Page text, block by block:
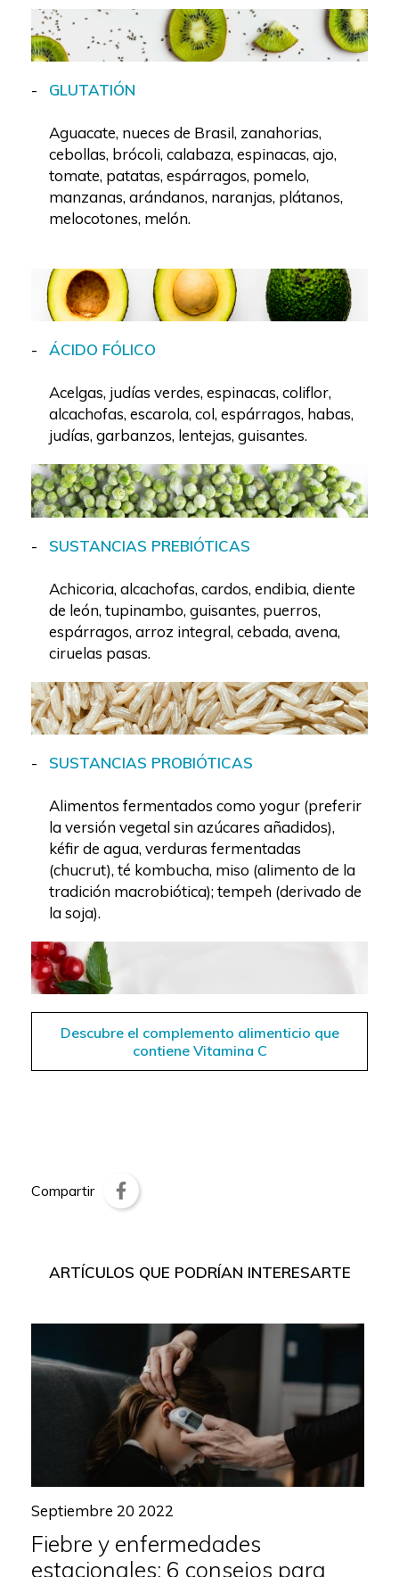
GLUTATIÓN
Aguacate, nueces de Brasil, zanahorias,
cebollas, brócoli, calabaza, espinacas, ajo,
tomate, patatas, espárragos, pomelo,
manzanas, arándanos, naranjas, plátanos,
melocotones, melón.
ÁCIDO FÓLICO
Acelgas, judías verdes, espinacas, coliflor,
alcachofas, escarola, col, espárragos, habas,
judías, garbanzos, lentejas, guisantes.
SUSTANCIAS PREBIÓTICAS
Achicoria, alcachofas, cardos, endibia, diente
de león, tupinambo, guisantes, puerros,
espárragos, arroz integral, cebada, avena,
ciruelas pasas.
SUSTANCIAS PROBIÓTICAS
Alimentos fermentados como yogur (preferir
la versión vegetal sin azúcares añadidos),
kéfir de agua, verduras fermentadas
(chucrut), té kombucha, miso (alimento de la
tradición macrobiótica); tempeh (derivado de
la soja).
Descubre el complemento alimenticio que
contiene Vitamina C
Compartir
ARTÍCULOS QUE PODRÍAN INTERESARTE
Septiembre 20 2022
Fiebre y enfermedades
estacionales: 6 consejos para